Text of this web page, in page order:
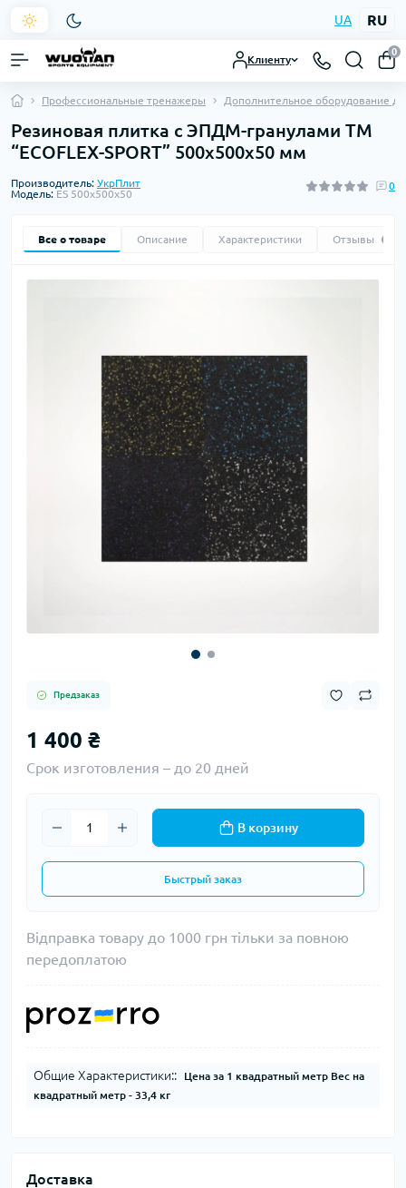
UA RU
Клиенту
0
Профессиональные тренажеры Дополнительное оборудование
Резиновая плитка с ЭПДМ-гранулами ТМ
“ECOFLEX-SPORT” 500х500х50 мм
Производитель: УкрПлит
Модель: ES 500х500х50
0
Все о товаре Описание Характеристики Отзывы
Предзаказ
1 400 ₴
Срок изготовления – до 20 дней
В корзину
Быстрый заказ
Відправка товару до 1000 грн тільки за повною
передоплатою
Общие Характеристики::
Цена за 1 квадратный метр Вес на
квадратный метр - 33,4 кг
Доставка